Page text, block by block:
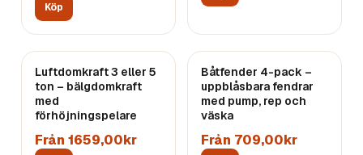
Köp
Luftdomkraft 3 eller 5
ton – bälgdomkraft
med
förhöjningspelare
Från 1659,00kr
Båtfender 4-pack –
uppblåsbara fendrar
med pump, rep och
väska
Från 709,00kr